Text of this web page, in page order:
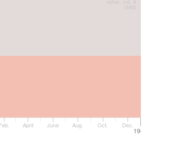
niños. vol. 4
(440)
1964
April June Aug. Oct. Dec.